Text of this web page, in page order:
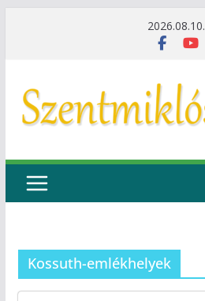
2026.08.10.
Kossuth-emlékhelyek